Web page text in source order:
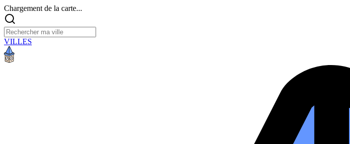
Chargement de la carte...
VILLES